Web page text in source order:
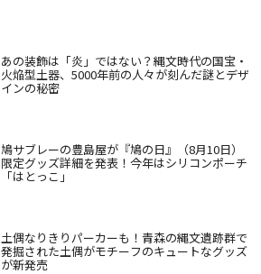
あの装飾は「炎」ではない？縄文時代の国宝・
火焔型土器、5000年前の人々が刻んだ謎とデザ
インの秘密
鳩サブレーの豊島屋が『鳩の日』（8月10日）
限定グッズ詳細を発表！今年はシリコンポーチ
「はとっこ」
土偶なりきりパーカーも！青森の縄文遺跡群で
発掘された土偶がモチーフのキュートなグッズ
が新発売